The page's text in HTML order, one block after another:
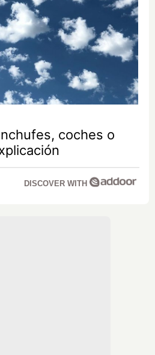
coches o
DISCOVER WITH